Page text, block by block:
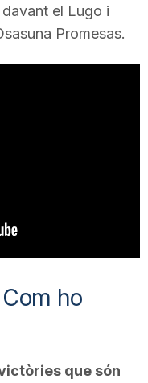
el Lugo i
Promesas.
ho
que són